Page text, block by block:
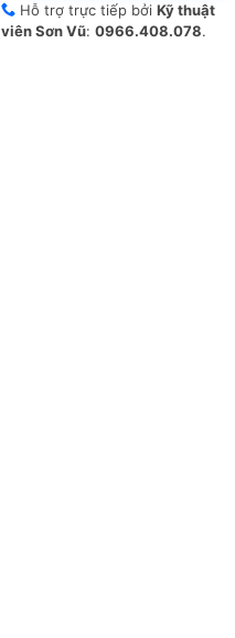
Hỗ trợ trực tiếp bởi Kỹ thuật
viên Sơn Vũ: 0966.408.078.